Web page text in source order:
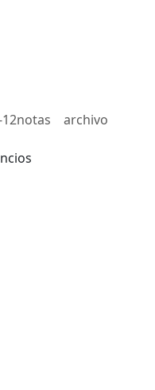
12notas archivo